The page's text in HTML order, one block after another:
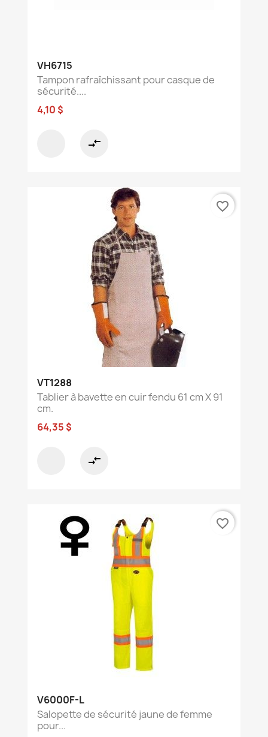
VH6715
Tampon rafraîchissant pour casque de
sécurité....
4,10 $
compare_arrows
VT1288
Tablier à bavette en cuir fendu 61 cm X 91
cm.
64,35 $
compare_arrows
favorite_border
V6000F-L
Salopette de sécurité jaune de femme
pour...
favorite_border